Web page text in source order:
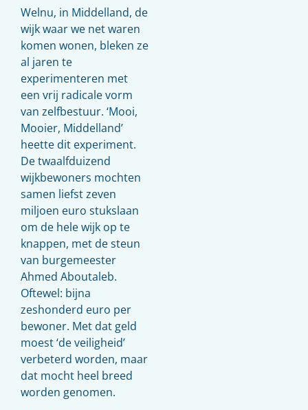
Welnu, in Middelland, de
wijk waar we net waren
komen wonen, bleken ze
al jaren te
experimenteren met
een vrij radicale vorm
van zelfbestuur. ‘Mooi,
Mooier, Middelland’
heette dit experiment.
De twaalfduizend
wijkbewoners mochten
samen liefst zeven
miljoen euro stukslaan
om de hele wijk op te
knappen, met de steun
van burgemeester
Ahmed Aboutaleb.
Oftewel: bijna
zeshonderd euro per
bewoner. Met dat geld
moest ‘de veiligheid’
verbeterd worden, maar
dat mocht heel breed
worden genomen.